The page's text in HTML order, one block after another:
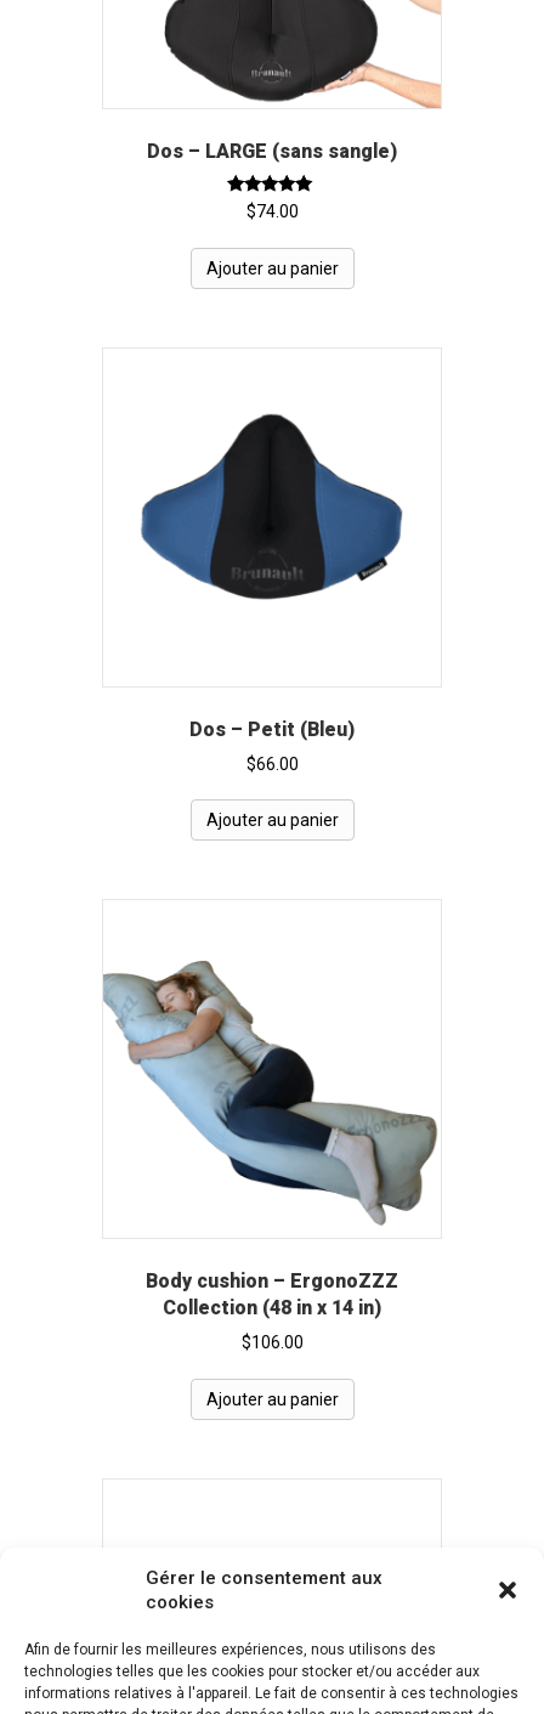
Gérer le consentement aux
cookies
Afin de fournir les meilleures expériences, nous utilisons des
technologies telles que les cookies pour stocker et/ou accéder aux
informations relatives à l'appareil. Le fait de consentir à ces technologies
Dos – LARGE (sans sangle)
Note
$74.00
Ajouter au panier
Dos – Petit (Bleu)
$66.00
Ajouter au panier
Body cushion – ErgonoZZZ
Collection (48 in x 14 in)
$106.00
Ajouter au panier